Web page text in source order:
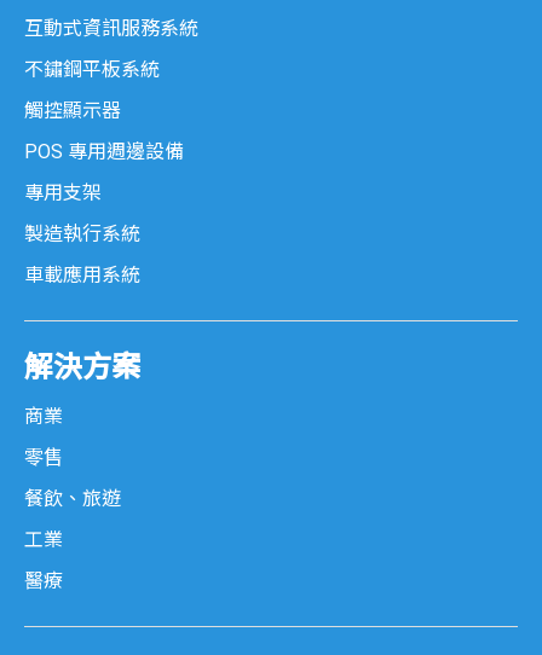
MES 系列
SPC 系列
工業觸控顯示器
KDM 系列
AMON 系列
工業主機
互動式資訊服務系統
不鏽鋼平板系統
觸控顯示器
POS 專用週邊設備
專用支架
製造執行系統
車載應用系統
解決方案
商業
零售
餐飲、旅遊
工業
醫療